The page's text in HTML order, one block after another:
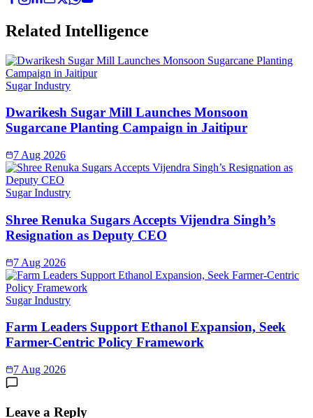
Related Intelligence
Sugar Industry
Dwarikesh Sugar Mill Launches Monsoon
Sugarcane Planting Campaign in Jaitipur
7 Aug 2026
Sugar Industry
Shree Renuka Sugars Accepts Vijendra Singh’s
Resignation as Deputy CEO
7 Aug 2026
Sugar Industry
Farm Leaders Support Ethanol Expansion, Seek
Farmer-Centric Policy Framework
7 Aug 2026
Leave a Reply